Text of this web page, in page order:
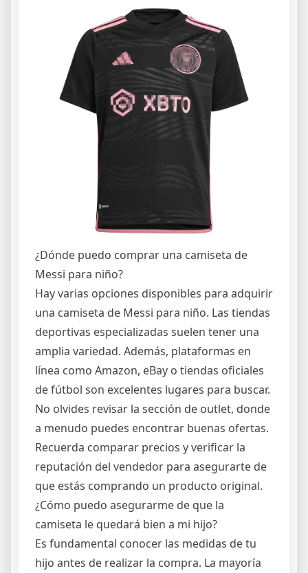
¿Dónde puedo comprar una camiseta de
Messi para niño?
Hay varias opciones disponibles para adquirir
una camiseta de Messi para niño. Las tiendas
deportivas especializadas suelen tener una
amplia variedad. Además, plataformas en
línea como Amazon, eBay o tiendas oficiales
de fútbol son excelentes lugares para buscar.
No olvides revisar la sección de outlet, donde
a menudo puedes encontrar buenas ofertas.
Recuerda comparar precios y verificar la
reputación del vendedor para asegurarte de
que estás comprando un producto original.
¿Cómo puedo asegurarme de que la
camiseta le quedará bien a mi hijo?
Es fundamental conocer las medidas de tu
hijo antes de realizar la compra. La mayoría